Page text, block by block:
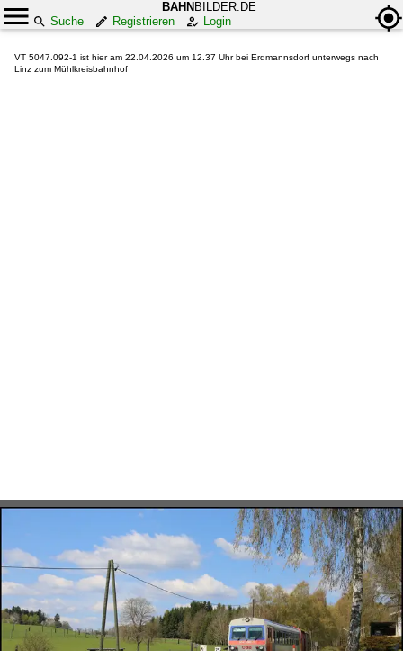
BAHN BILDER.DE
Suche
Registrieren Login
VT 5047.092-1 ist hier am 22.04.2026 um 12.37 Uhr bei Erdmannsdorf unterwegs nach
Linz zum Mühlkreisbahnhof